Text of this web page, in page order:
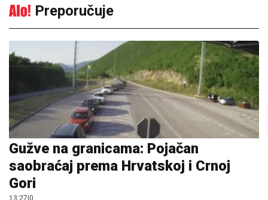
Preporučuje
Gužve na granicama: Pojačan
saobraćaj prema Hrvatskoj i Crnoj
Gori
13:27 0